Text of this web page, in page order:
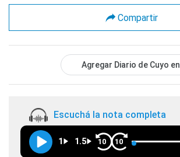
Compartir
Agregar Diario de Cuyo en
Escuchá la nota completa
1 1.5 10 10